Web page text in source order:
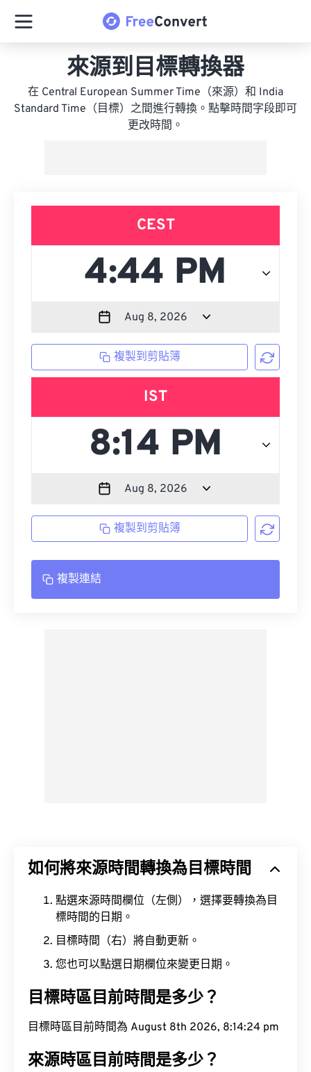
來源到目標轉換器
在 Central European Summer Time（來源）和 India
Standard Time（目標）之間進行轉換。點擊時間字段即可
更改時間。
CEST
複製到剪貼簿
IST
複製到剪貼簿
複製連結
如何將來源時間轉換為目標時間
點選來源時間欄位（左側），選擇要轉換為目
標時間的日期。
目標時間（右）將自動更新。
您也可以點選日期欄位來變更日期。
目標時區目前時間是多少？
目標時區目前時間為 August 8th 2026, 8:14:25 pm
來源時區目前時間是多少？